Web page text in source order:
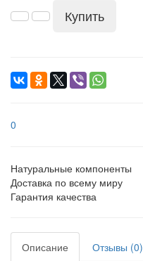
Купить
0
Натуральные компоненты
Доставка по всему миру
Гарантия качества
Описание Отзывы (0)